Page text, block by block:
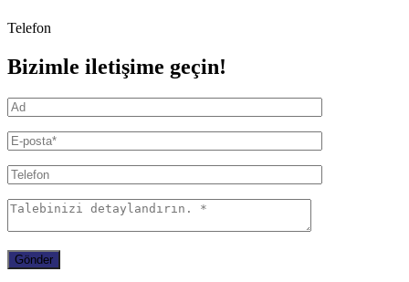
Telefon
Bizimle iletişime geçin!
Gönder